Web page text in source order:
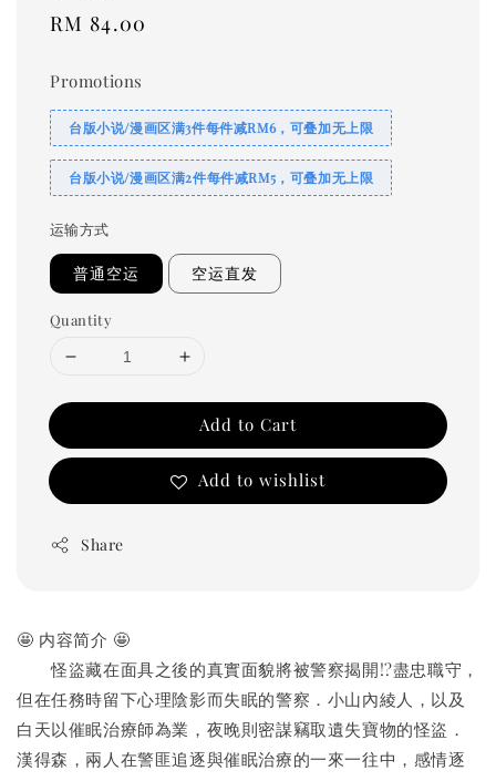
Regular
RM 84.00
Promotions
台版小说/漫画区满3件每件减RM6，可叠加无上限
台版小说/漫画区满2件每件减RM5，可叠加无上限
运输方式
普通空运 空运直发
Quantity
Add to Cart
Add to wishlist
Share
🤩 内容简介 🤩
怪盜藏在面具之後的真實面貌將被警察揭開!?盡忠職守，
但在任務時留下心理陰影而失眠的警察．小山內綾人，以及
白天以催眠治療師為業，夜晚則密謀竊取遺失寶物的怪盜．
漢得森，兩人在警匪追逐與催眠治療的一來一往中，感情逐